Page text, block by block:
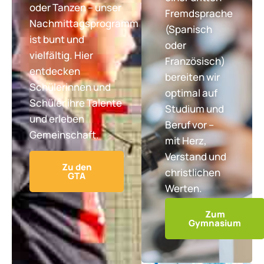
oder Tanzen – unser
Nachmittagsprogramm
ist bunt und
vielfältig. Hier
entdecken
Schülerinnen und
Schüler ihre Talente
und erleben
Gemeinschaft.
Zu den
GTA
Fremdsprache
(Spanisch
oder
Französisch)
bereiten wir
optimal auf
Studium und
Beruf vor –
mit Herz,
Verstand und
christlichen
Werten.
Zum
Gymnasium